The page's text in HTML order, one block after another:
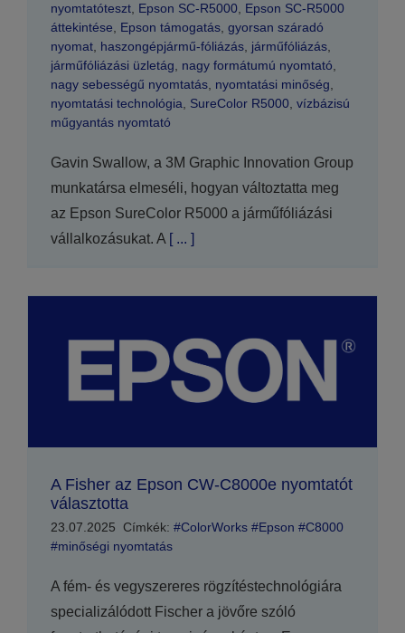
nyomtatóteszt, Epson SC-R5000, Epson SC-R5000
áttekintése, Epson támogatás, gyorsan száradó
nyomat, haszongépjármű-fóliázás, járműfóliázás,
járműfóliázási üzletág, nagy formátumú nyomtató,
nagy sebességű nyomtatás, nyomtatási minőség,
nyomtatási technológia, SureColor R5000, vízbázisú
műgyantás nyomtató
Gavin Swallow, a 3M Graphic Innovation Group
munkatársa elmeséli, hogyan változtatta meg
az Epson SureColor R5000 a járműfóliázási
vállalkozásukat. A[ ... ]
A Fisher az Epson CW-C8000e nyomtatót
választotta
23.07.2025 Címkék: #ColorWorks #Epson #C8000
#minőségi nyomtatás
A fém- és vegyszereres rögzítéstechnológiára
specializálódott Fischer a jövőre szóló